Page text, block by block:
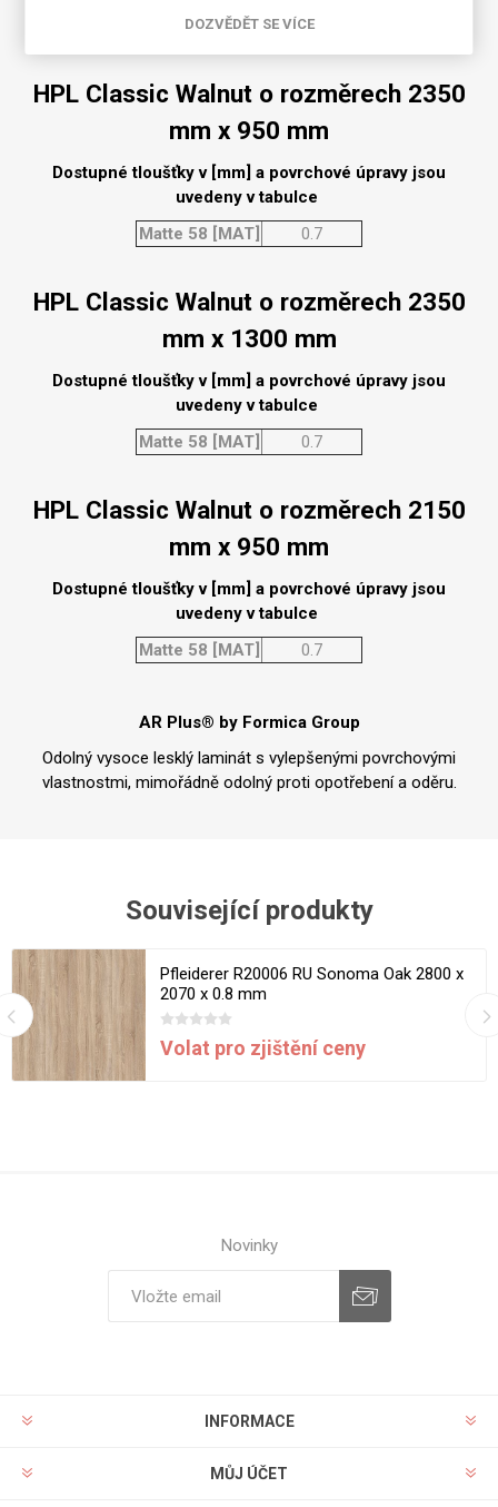
Matte 58 [MAT]
0.7
HPL Classic Walnut o rozměrech 2350
mm x 950 mm
Dostupné tloušťky v [mm] a povrchové úpravy jsou
uvedeny v tabulce
Matte 58 [MAT]
0.7
HPL Classic Walnut o rozměrech 2350
mm x 1300 mm
Dostupné tloušťky v [mm] a povrchové úpravy jsou
uvedeny v tabulce
Matte 58 [MAT]
0.7
HPL Classic Walnut o rozměrech 2150
mm x 950 mm
Dostupné tloušťky v [mm] a povrchové úpravy jsou
uvedeny v tabulce
Matte 58 [MAT]
0.7
AR Plus® by Formica Group
Odolný vysoce lesklý laminát s vylepšenými povrchovými
vlastnostmi, mimořádně odolný proti opotřebení a oděru.
Související produkty
Pfleiderer R20006 RU Sonoma Oak 2800 x
2070 x 0.8 mm
Volat pro zjištění ceny
Novinky
INFORMACE
MŮJ ÚČET
DOZVĚDĚT SE VÍCE